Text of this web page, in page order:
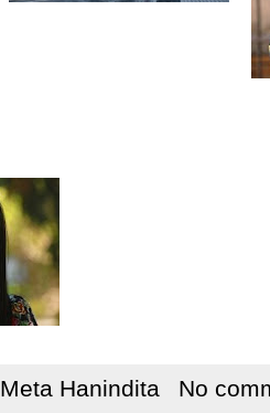
Meta Hanindita
No